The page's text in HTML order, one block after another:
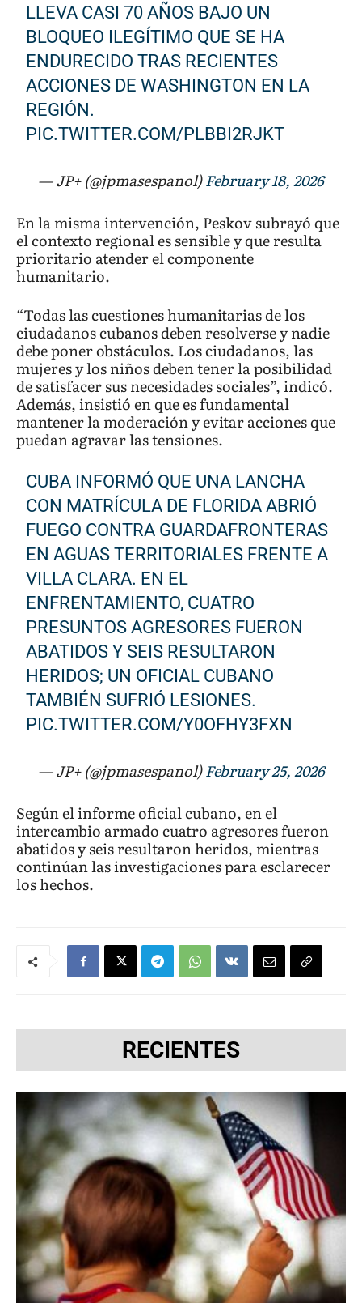
LLEVA CASI 70 AÑOS BAJO UN
BLOQUEO ILEGÍTIMO QUE SE HA
ENDURECIDO TRAS RECIENTES
ACCIONES DE WASHINGTON EN LA
REGIÓN.
PIC.TWITTER.COM/PLBBI2RJKT
— JP+ (@jpmasespanol)February 18, 2026
En la misma intervención, Peskov subrayó que
el contexto regional es sensible y que resulta
prioritario atender el componente
humanitario.
“Todas las cuestiones humanitarias de los
ciudadanos cubanos deben resolverse y nadie
debe poner obstáculos. Los ciudadanos, las
mujeres y los niños deben tener la posibilidad
de satisfacer sus necesidades sociales”, indicó.
Además, insistió en que es fundamental
mantener la moderación y evitar acciones que
puedan agravar las tensiones.
CUBA INFORMÓ QUE UNA LANCHA
CON MATRÍCULA DE FLORIDA ABRIÓ
FUEGO CONTRA GUARDAFRONTERAS
EN AGUAS TERRITORIALES FRENTE A
VILLA CLARA. EN EL
ENFRENTAMIENTO, CUATRO
PRESUNTOS AGRESORES FUERON
ABATIDOS Y SEIS RESULTARON
HERIDOS; UN OFICIAL CUBANO
TAMBIÉN SUFRIÓ LESIONES.
PIC.TWITTER.COM/Y0OFHY3FXN
— JP+ (@jpmasespanol)February 25, 2026
Según el informe oficial cubano, en el
intercambio armado cuatro agresores fueron
abatidos y seis resultaron heridos, mientras
continúan las investigaciones para esclarecer
los hechos.
RECIENTES